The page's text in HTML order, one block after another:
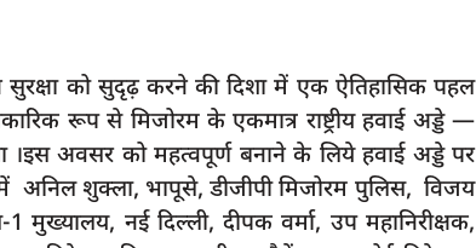
सुरक्षा को सुदृढ़ करने की दिशा में एक ऐतिहासिक पहल
रूप से मिजोरम के एकमात्र राष्ट्रीय हवाई अड्डे —
।इस अवसर को महत्वपूर्ण बनाने के लिये हवाई अड्डे पर
अनिल शुक्ला, भापूसे, डीजीपी मिजोरम पुलिस, विजय
नई दिल्ली, दीपक वर्मा, उप महानिरीक्षक,